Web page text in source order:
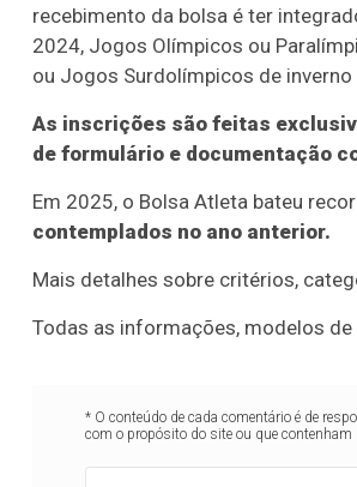
recebimento da bolsa é ter
2024, Jogos Olímpicos ou
ou Jogos Surdolímpicos de
As inscrições são feitas
de formulário e documentação
Em 2025, o Bolsa Atleta bateu
contemplados no ano anterior.
Mais detalhes sobre critérios,
Todas as informações, modelos
* O conteúdo de cada comentário é de
com o propósito do site ou que